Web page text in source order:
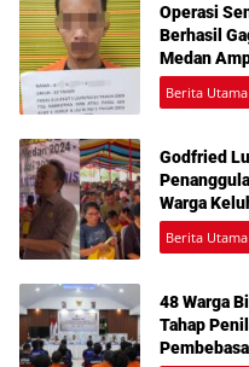
Operasi
Berhasil
Medan
Berita Utama
Godfried
Warga
hingga
Berita Utama
48 Warga
Tahap